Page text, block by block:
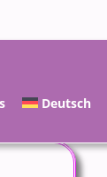
Deutsch